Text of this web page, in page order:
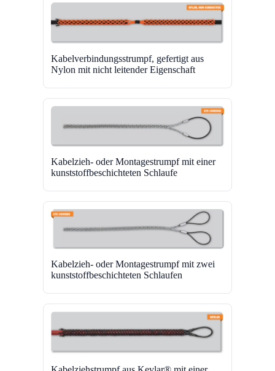
Kabelverbindungsstrumpf, gefertigt aus
Nylon mit nicht leitender Eigenschaft
Kabelzieh- oder Montagestrumpf mit einer
kunststoffbeschichteten Schlaufe
Kabelzieh- oder Montagestrumpf mit zwei
kunststoffbeschichteten Schlaufen